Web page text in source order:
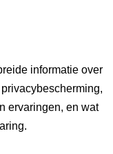
informatie over
ervaringen, en wat